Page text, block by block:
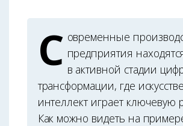
С овременные
предприятия
в активной стадии
трансформации, где
интеллект играет ключевую
Как можно видеть на